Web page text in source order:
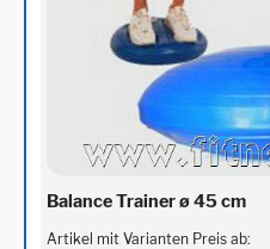
Balance Trainer ø 45 cm
Artikel mit Varianten Preis ab: